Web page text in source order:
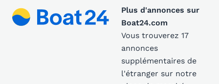
Plus d'annonces sur
Boat24.com
Vous trouverez 17
annonces
supplémentaires de
l'étranger sur notre